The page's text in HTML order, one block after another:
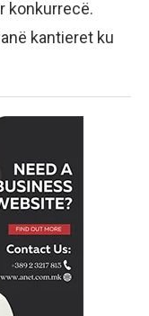
konkurrecë.
kantieret ku